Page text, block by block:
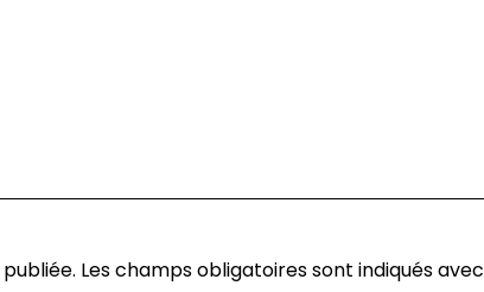
Les champs obligatoires sont indiqués avec